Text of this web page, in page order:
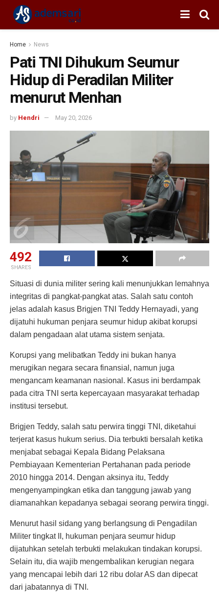
Home News
Pati TNI Dihukum Seumur
Hidup di Peradilan Militer
menurut Menhan
by Hendri May 20, 2026
492
SHARES
Situasi di dunia militer sering kali menunjukkan lemahnya
integritas di pangkat-pangkat atas. Salah satu contoh
jelas adalah kasus Brigjen TNI Teddy Hernayadi, yang
dijatuhi hukuman penjara seumur hidup akibat korupsi
dalam pengadaan alat utama sistem senjata.
Korupsi yang melibatkan Teddy ini bukan hanya
merugikan negara secara finansial, namun juga
mengancam keamanan nasional. Kasus ini berdampak
pada citra TNI serta kepercayaan masyarakat terhadap
institusi tersebut.
Brigjen Teddy, salah satu perwira tinggi TNI, diketahui
terjerat kasus hukum serius. Dia terbukti bersalah ketika
menjabat sebagai Kepala Bidang Pelaksana
Pembiayaan Kementerian Pertahanan pada periode
2010 hingga 2014. Dengan aksinya itu, Teddy
mengenyampingkan etika dan tanggung jawab yang
diamanahkan kepadanya sebagai seorang perwira tinggi.
Menurut hasil sidang yang berlangsung di Pengadilan
Militer tingkat II, hukuman penjara seumur hidup
dijatuhkan setelah terbukti melakukan tindakan korupsi.
Selain itu, dia wajib mengembalikan kerugian negara
yang mencapai lebih dari 12 ribu dolar AS dan dipecat
dari jabatannya di TNI.